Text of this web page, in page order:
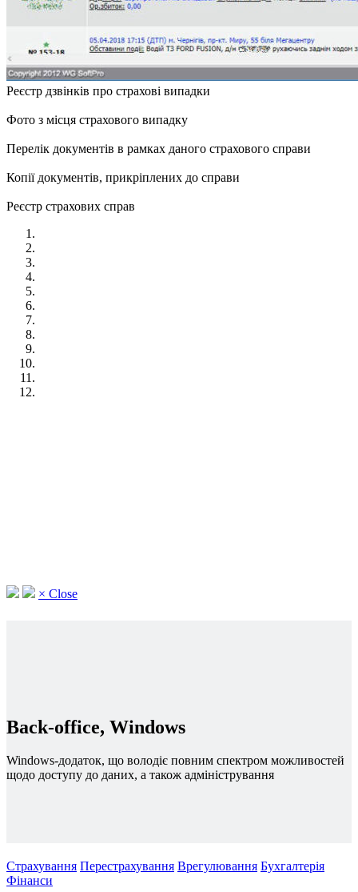
Реєстр дзвінків про страхові випадки
Фото з місця страхового випадку
Перелік документів в рамках даного страхового справи
Копії документів, прикріплених до справи
Реєстр страхових справ
× Close
Back-office, Windows
Windows-додаток, що володіє повним спектром можливостей
щодо доступу до даних, а також адміністрування
Страхування Перестрахування Врегулювання Бухгалтерія
Фінанси